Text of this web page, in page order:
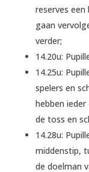
reserves een
gaan
verder;
14.20u:
14.25u:
spelers en
hebben ieder
de toss en
14.28u:
middenstip,
de doelman